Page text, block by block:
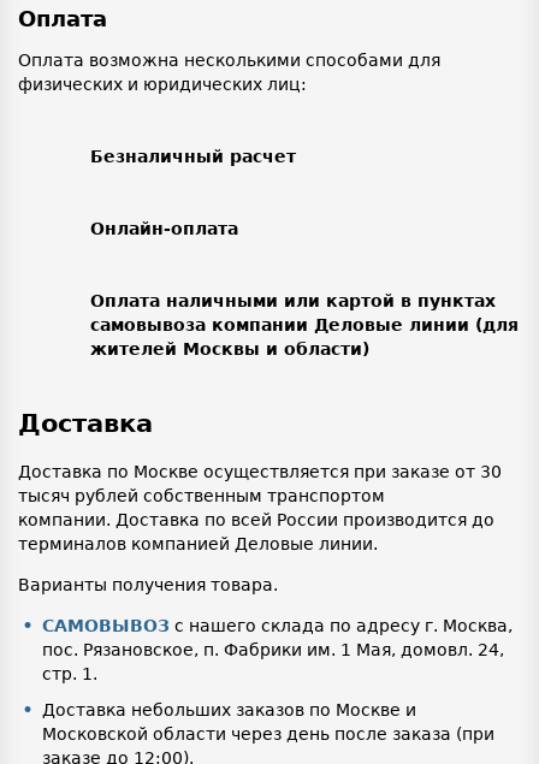
Оплата
Оплата возможна несколькими способами для
физических и юридических лиц:
Безналичный расчет
Онлайн-оплата
Оплата наличными или картой в пунктах
самовывоза компании Деловые линии (для
жителей Москвы и области)
Доставка
Доставка по Москве осуществляется при заказе от 30
тысяч рублей собственным транспортом
компании. Доставка по всей России производится до
терминалов компанией Деловые линии.
Варианты получения товара.
САМОВЫВОЗ с нашего склада по адресу г. Москва,
пос. Рязановское, п. Фабрики им. 1 Мая, домовл. 24,
стр. 1.
Доставка небольших заказов по Москве и
Московской области через день после заказа (при
заказе до 12:00).